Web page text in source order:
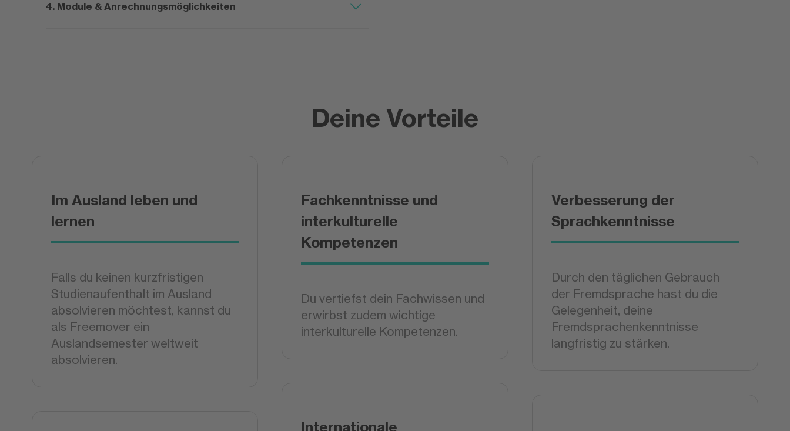
4. Module & Anrechnungsmöglichkeiten
Deine Vorteile
Im Ausland leben und
lernen
Falls du keinen kurzfristigen
Studienaufenthalt im Ausland
absolvieren möchtest, kannst du
als Freemover ein
Auslandsemester weltweit
absolvieren.
Fachkenntnisse und
interkulturelle
Kompetenzen
Du vertiefst dein Fachwissen und
erwirbst zudem wichtige
interkulturelle Kompetenzen.
Internationale
Verbesserung der
Sprachkenntnisse
Durch den täglichen Gebrauch
der Fremdsprache hast du die
Gelegenheit, deine
Fremdsprachenkenntnisse
langfristig zu stärken.